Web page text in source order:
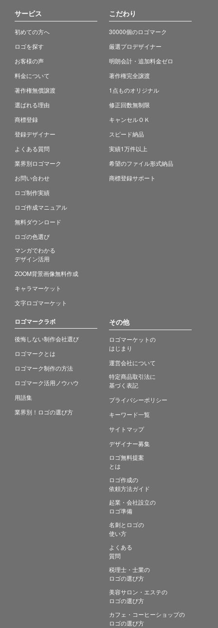
サービス
初めての方へ
ロゴを探す
お客様の声
料金について
著作権無償譲渡
選ばれる理由
商標登録
登録デザイナー
よくある質問
業界別ロゴマーク
お問い合わせ
ロゴ制作実績
ロゴ作成マニュアル
無料ダウンロード
ロゴの色選び
マンガでわかる
デザイン活用
ZOOM背景画像無料作成
キャラマーケット
文字ロゴマーケット
こだわり
30000個のロゴマーク
厳選プロデザイナー
明朗会計・追加料金ゼロ
著作権完全譲渡
1点ものオリジナル
修正回数無制限
キャンセルＯＫ
スピード納品
実績1万件以上
希望のファイル形式納品
商標登録サポート
ロゴマークラボ
後悔しない制作会社選び
ロゴマークとは
ロゴマーク制作の方法
ロゴマーク活用ノウハウ
用語集
業界別！ロゴの選び方
その他
ロゴマーケットの
はじまり
運営会社について
特定商品取引法に
基づく表記
プライバシーポリシー
キーワード一覧
サイトマップ
デザイナー募集
ロゴ無料提案
とは
ロゴ作成の
依頼方法ガイド
起業・会社設立の
ロゴ準備
名刺とロゴの
使い方
よくある
質問
税理士・士業の
ロゴの選び方
美容サロン・エステの
ロゴの選び方
カフェ・コーヒーショップの
ロゴの選び方